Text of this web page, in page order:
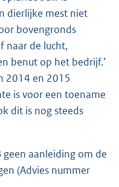
dierlijke mest niet
bovengronds
naar de lucht,
benut op het bedrijf.’
2014 en 2015
is voor een toename
dit is nog steeds
geen aanleiding om de
(Advies nummer